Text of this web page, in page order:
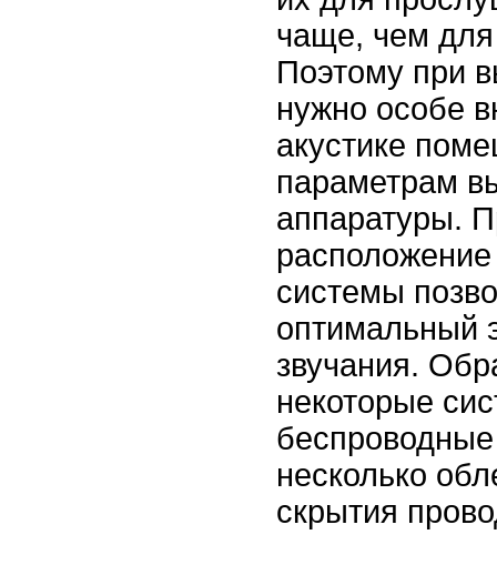
чаще, чем для
Поэтому при
нужно особе
акустике
параметрам
аппаратуры.
расположение
системы
оптимальный
звучания.
некоторые
несколько
скрытия